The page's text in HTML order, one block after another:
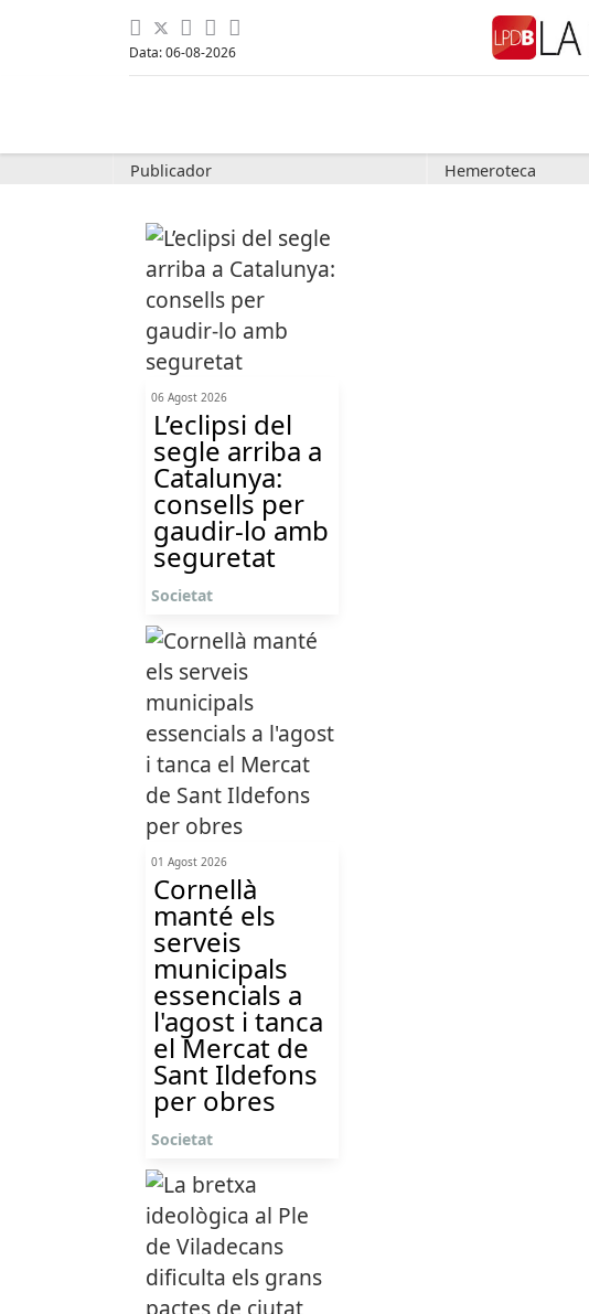
Data: 06-08-2026
Publicador Hemeroteca
06 Agost 2026
L’eclipsi del
segle arriba a
Catalunya:
consells per
gaudir-lo amb
seguretat
Societat
01 Agost 2026
Cornellà
manté els
serveis
municipals
essencials a
l'agost i tanca
el Mercat de
Sant Ildefons
per obres
Societat